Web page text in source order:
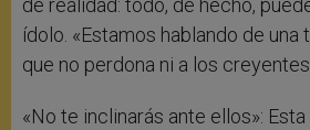
de realidad: todo, de hecho,
ídolo. «Estamos hablando de una
que no perdona ni a los
«No te inclinarás ante ellos»: